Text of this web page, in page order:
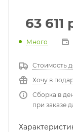
63 611
Много
Стоимость
Хочу в
Сборка в
при заказе